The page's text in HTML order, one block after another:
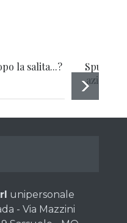
la salita...?
Spunti
azioni
unipersonale
- Via Mazzini